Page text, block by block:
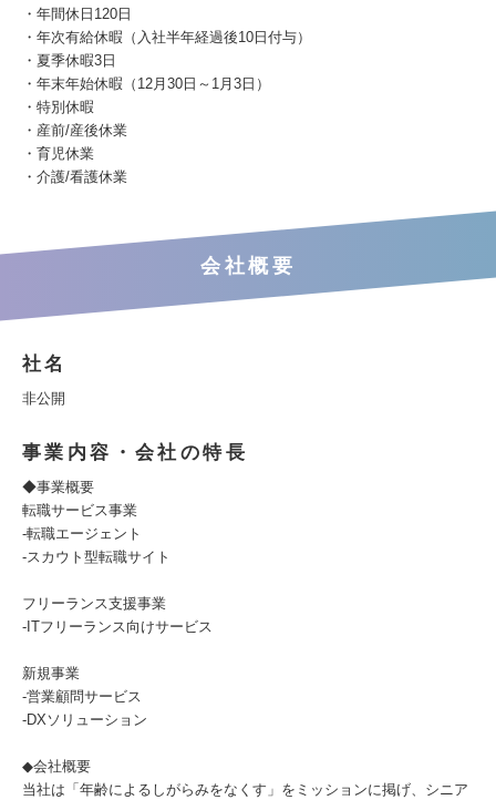
・年間休日120日
・年次有給休暇（入社半年経過後10日付与）
・夏季休暇3⽇
・年末年始休暇（12⽉30⽇～1⽉3⽇）
・特別休暇
・産前/産後休業
・育児休業
・介護/看護休業
会社概要
社名
非公開
事業内容・会社の特長
◆事業概要
転職サービス事業
-転職エージェント
-スカウト型転職サイト
フリーランス支援事業
-ITフリーランス向けサービス
新規事業
-営業顧問サービス
-DXソリューション
◆会社概要
当社は「年齢によるしがらみをなくす」をミッションに掲げ、シニア